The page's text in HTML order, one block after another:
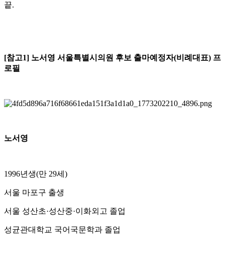
끝.
[참고1] 노서영 서울특별시의원 후보 출마예정자(비례대표) 프
로필
노서영
1996년생(만 29세)
서울 마포구 출생
서울 성산초·성산중·이화외고 졸업
성균관대학교 국어국문학과 졸업